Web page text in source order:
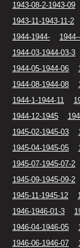
1943-08-2-1943-09
1943-11-1943-11-2
1944-1944-
1944-03-1944-03-3
1944-05-1944-06
1944-08-1944-08
1944-1-1944-11
1944-12-1945
1945-02-1945-03
1945-04-1945-05
1945-07-1945-07-2
1945-09-1945-09-2
1945-11-1945-12
1946-1946-01-3
1946-04-1946-05
1946-06-1946-07